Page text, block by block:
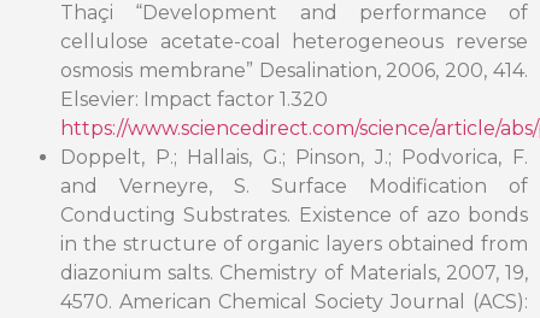
Thaçi “Development and performance of
cellulose acetate-coal heterogeneous reverse
osmosis membrane” Desalination, 2006, 200, 414.
Elsevier: Impact factor 1.320
https://www.sciencedirect.com/science/article/abs/
Doppelt, P.; Hallais, G.; Pinson, J.; Podvorica, F.
and Verneyre, S. Surface Modification of
Conducting Substrates. Existence of azo bonds
in the structure of organic layers obtained from
diazonium salts. Chemistry of Materials, 2007, 19,
4570. American Chemical Society Journal (ACS):